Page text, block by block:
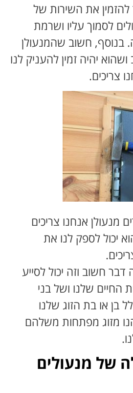
את השירות של
לסמוך עליו ושרמת
בנוסף, חשוב שהמנעולן
ושהוא יהיה זמין להעניק לנו
צריכים.
מנעולן אנחנו צריכים
יכול לספק לנו את
חשוב וזה יכול לסייע
החיים שלנו ושל בני
בן או בת הזוג שלנו
מזוג מפתחות משלהם
של מנעולים